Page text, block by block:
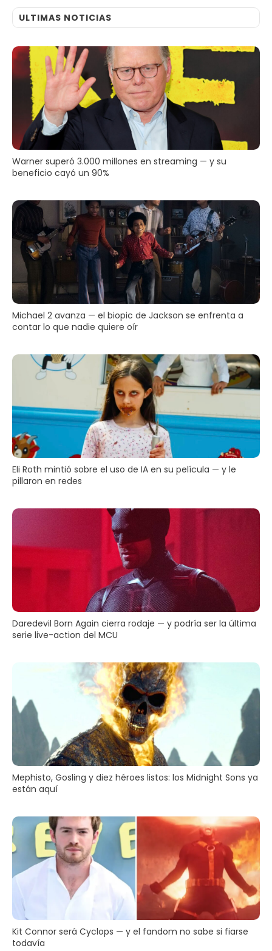
ULTIMAS NOTICIAS
Warner superó 3.000 millones en streaming — y su
beneficio cayó un 90%
Michael 2 avanza — el biopic de Jackson se enfrenta a
contar lo que nadie quiere oír
Eli Roth mintió sobre el uso de IA en su película — y le
pillaron en redes
Daredevil Born Again cierra rodaje — y podría ser la última
serie live-action del MCU
Mephisto, Gosling y diez héroes listos: los Midnight Sons ya
están aquí
Kit Connor será Cyclops — y el fandom no sabe si fiarse
todavía